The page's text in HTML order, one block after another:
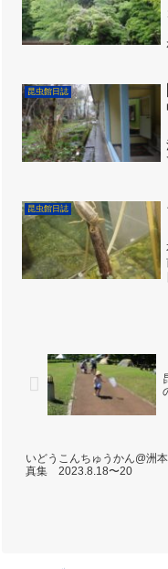
昆虫館日誌
昆虫館日誌
いどうこんちゅうかん@洲
真集 2023.8.18〜20